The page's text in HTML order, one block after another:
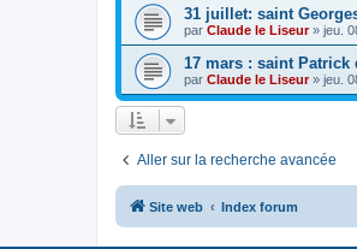
31 juillet: saint
par Claude le Liseur» jeu.
17 mars : saint Patrick
par Claude le Liseur» jeu.
Aller sur la recherche avancée
Site web Index forum